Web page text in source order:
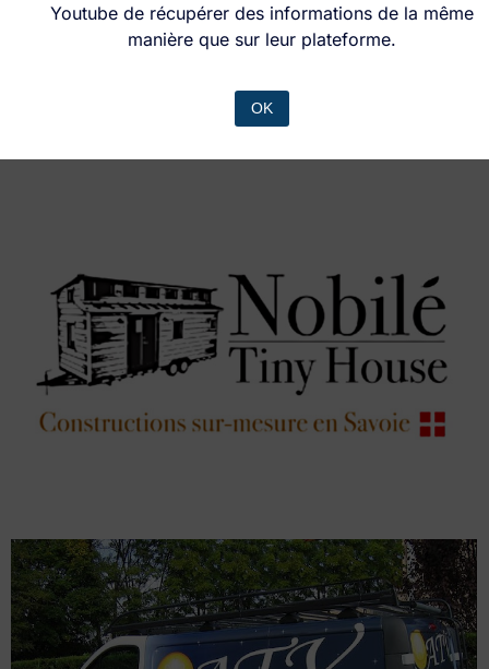
Youtube de récupérer des informations de la même
manière que sur leur plateforme.
OK